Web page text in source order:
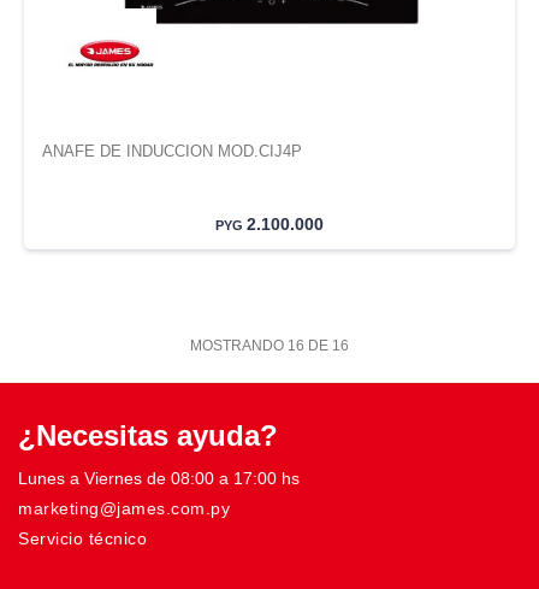
ANAFE DE INDUCCION MOD.CIJ4P
PYG 2.100.000
MOSTRANDO 16 DE 16
¿Necesitas ayuda?
Lunes a Viernes de 08:00 a 17:00 hs
marketing@james.com.py
Servicio técnico